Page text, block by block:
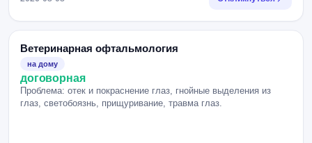
Ветеринарная офтальмология
на дому
договорная
Проблема: отек и покраснение глаз, гнойные выделения из
глаз, светобоязнь, прищуривание, травма глаз.